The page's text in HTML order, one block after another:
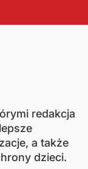
redakcja
a także
dzieci.